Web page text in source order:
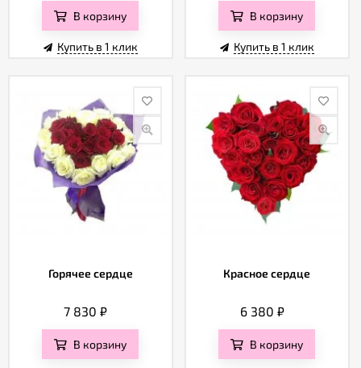
В корзину
Купить в 1 клик
В корзину
Купить в 1 клик
Горячее сердце
7 830₽
В корзину
Красное сердце
6 380 ₽
В корзину